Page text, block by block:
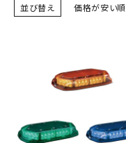
積層信号灯
流線型
並び替え 価格が安い順